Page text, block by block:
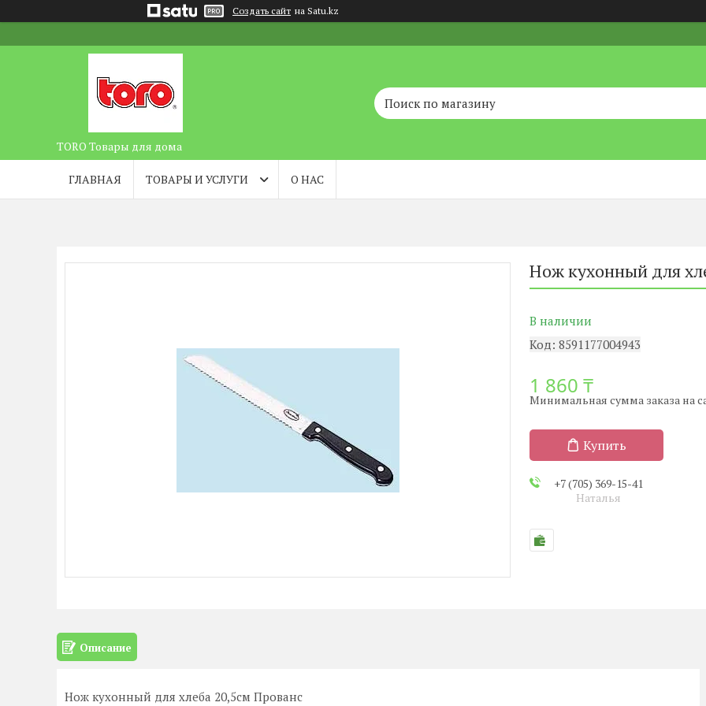
Создать сайт на Satu.kz
TORO Товары для дома
ГЛАВНАЯ ТОВАРЫ И УСЛУГИ О НАС
Нож кухонный для
В наличии
Код: 8591177004943
1 860 ₸
Минимальная сумма заказа на
Купить
+7 (705) 369-15-41
Наталья
Описание
Нож кухонный для хлеба 20,5см Прованс